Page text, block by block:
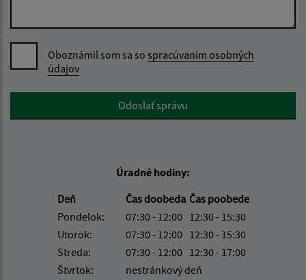
Oboznámil som sa so spracúvaním osobných
údajov
Google reCaptcha ResponseOdoslať správu
Úradné hodiny:
Deň
Čas doobeda Čas poobede
Pondelok:
07:30 - 12:00 12:30 - 15:30
Utorok:
07:30 - 12:00 12:30 - 15:30
Streda:
07:30 - 12:00 12:30 - 17:00
Štvrtok:
nestránkový deň